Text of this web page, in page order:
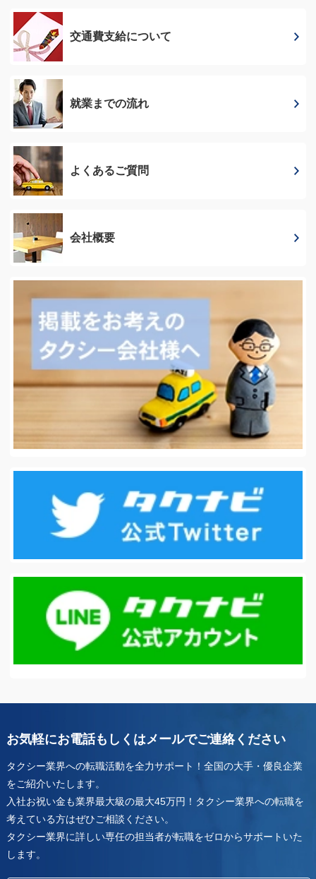
交通費支給について
就業までの流れ
よくあるご質問
会社概要
お気軽にお電話もしくはメールでご連絡ください
タクシー業界への転職活動を全力サポート！全国の大手・優良企業
をご紹介いたします。
入社お祝い金も業界最大級の最大45万円！タクシー業界への転職を
考えている方はぜひご相談ください。
タクシー業界に詳しい専任の担当者が転職をゼロからサポートいた
します。